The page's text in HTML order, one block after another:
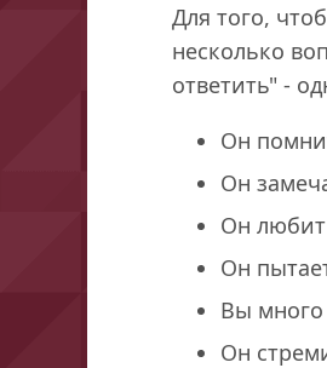
Для того,
несколько
ответить" -
Он
Он
Он любит
Он
Вы много
Он